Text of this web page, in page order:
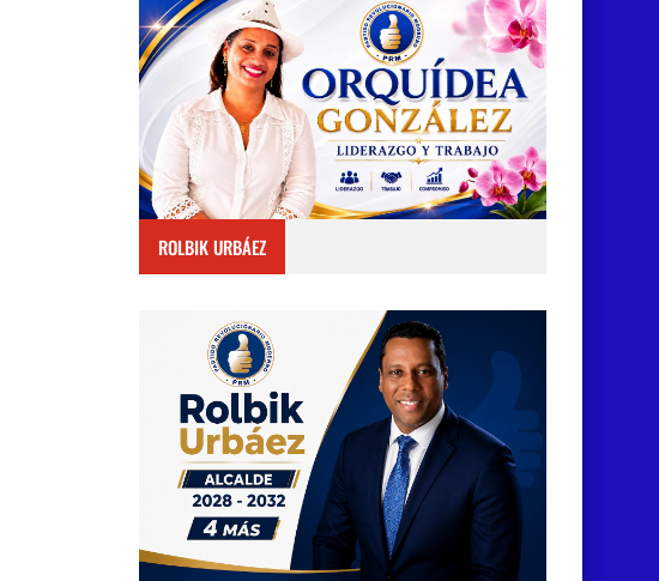
ROLBIK URBÁEZ